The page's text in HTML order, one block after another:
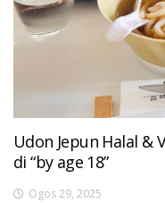
Udon Jepun Halal &
di “by age 18”
Ogos 29, 2025